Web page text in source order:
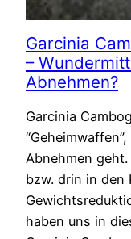
Garcinia
–
Abnehmen?
Garcinia
Abnehmen
bzw. drin in den
haben uns in